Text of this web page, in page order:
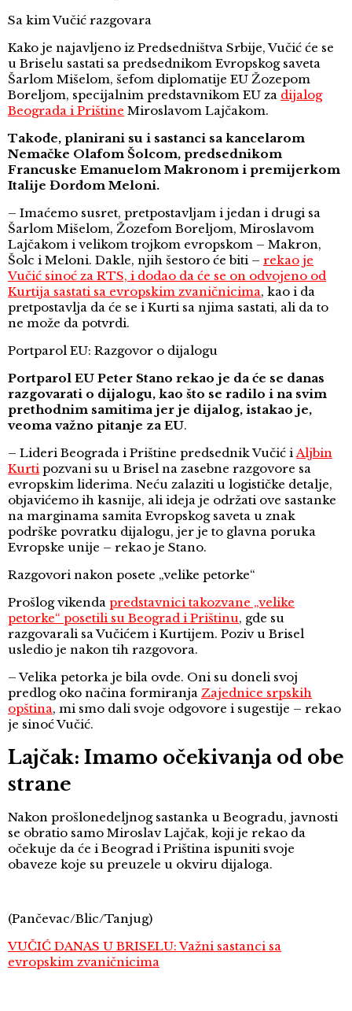
Sa kim Vučić razgovara
Kako je najavljeno iz Predsedništva Srbije, Vučić će se
u Briselu sastati sa predsednikom Evropskog saveta
Šarlom Mišelom, šefom diplomatije EU Žozepom
Boreljom, specijalnim predstavnikom EU za dijalog
Beograda i Prištine Miroslavom Lajčakom.
Takođe, planirani su i sastanci sa kancelarom
Nemačke Olafom Šolcom, predsednikom
Francuske Emanuelom Makronom i premijerkom
Italije Đorđom Meloni.
– Imaćemo susret, pretpostavljam i jedan i drugi sa
Šarlom Mišelom, Žozefom Boreljom, Miroslavom
Lajčakom i velikom trojkom evropskom – Makron,
Šolc i Meloni. Dakle, njih šestoro će biti – rekao je
Vučić sinoć za RTS, i dodao da će se on odvojeno od
Kurtija sastati sa evropskim zvaničnicima, kao i da
pretpostavlja da će se i Kurti sa njima sastati, ali da to
ne može da potvrdi.
Portparol EU: Razgovor o dijalogu
Portparol EU Peter Stano rekao je da će se danas
razgovarati o dijalogu, kao što se radilo i na svim
prethodnim samitima jer je dijalog, istakao je,
veoma važno pitanje za EU.
– Lideri Beograda i Prištine predsednik Vučić iAljbin
Kurti pozvani su u Brisel na zasebne razgovore sa
evropskim liderima. Neću zalaziti u logističke detalje,
objavićemo ih kasnije, ali ideja je održati ove sastanke
na marginama samita Evropskog saveta u znak
podrške povratku dijalogu, jer je to glavna poruka
Evropske unije – rekao je Stano.
Razgovori nakon posete „velike petorke“
Prošlog vikenda predstavnici takozvane „velike
petorke“ posetili su Beograd i Prištinu, gde su
razgovarali sa Vučićem i Kurtijem. Poziv u Brisel
usledio je nakon tih razgovora.
– Velika petorka je bila ovde. Oni su doneli svoj
predlog oko načina formiranja Zajednice srpskih
opština, mi smo dali svoje odgovore i sugestije – rekao
je sinoć Vučić.
Lajčak: Imamo očekivanja od obe
strane
Nakon prošlonedeljnog sastanka u Beogradu, javnosti
se obratio samo Miroslav Lajčak, koji je rekao da
očekuje da će i Beograd i Priština ispuniti svoje
obaveze koje su preuzele u okviru dijaloga.
(Pančevac/Blic/Tanjug)
VUČIĆ DANAS U BRISELU: Važni sastanci sa
evropskim zvaničnicima